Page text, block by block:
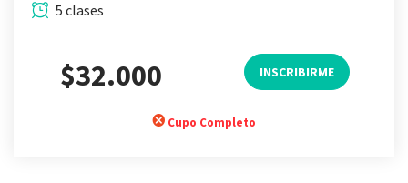
5 clases
$32.000 INSCRIBIRME
Cupo Completo